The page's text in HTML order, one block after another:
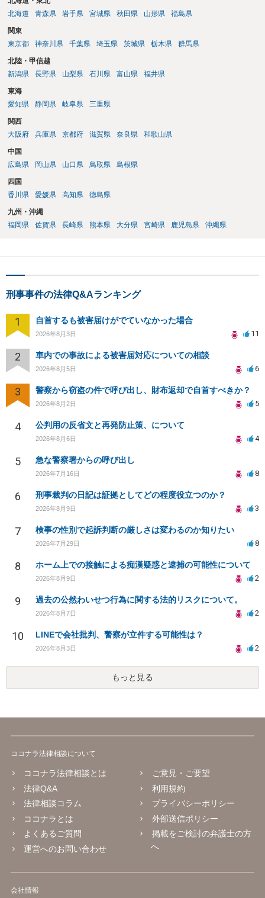
北海道
青森県 岩手県 宮城県 秋田県 山形県 福島県
関東
東京都
神奈川県 千葉県 埼玉県 茨城県 栃木県 群馬県
北陸・甲信越
新潟県
長野県 山梨県 石川県 富山県 福井県
東海
愛知県
静岡県 岐阜県 三重県
関西
大阪府
兵庫県 京都府 滋賀県 奈良県 和歌山県
中国
広島県
岡山県 山口県 鳥取県 島根県
四国
香川県
愛媛県 高知県 徳島県
九州・沖縄
福岡県
佐賀県 長崎県 熊本県 大分県 宮崎県 鹿児島県 沖縄県
刑事事件の法律Q&Aランキング
1 自首するも被害届けがでていなかった場合
2026年8月3日 11
2 車内での事故による被害届対応についての相談
2026年8月5日 6
3 警察から窃盗の件で呼び出し、財布返却で自首すべきか？
2026年8月2日 5
4 公判用の反省文と再発防止策、について
2026年8月6日 4
5 急な警察署からの呼び出し
2026年7月16日 8
6 刑事裁判の日記は証拠としてどの程度役立つのか？
2026年8月9日 3
7 検事の性別で起訴判断の厳しさは変わるのか知りたい
2026年7月29日 8
8 ホーム上での接触による痴漢疑惑と逮捕の可能性について
2026年8月9日 2
9 過去の公然わいせつ行為に関する法的リスクについて。
2026年8月7日 2
10 LINEで会社批判、警察が立件する可能性は？
2026年8月3日 2
もっと見る
ココナラ法律相談について
ココナラ法律相談とは
法律Q&A
法律相談コラム
ココナラとは
よくあるご質問
運営へのお問い合わせ
ご意見・ご要望
利用規約
プライバシーポリシー
外部送信ポリシー
掲載をご検討の弁護士の方
へ
会社情報